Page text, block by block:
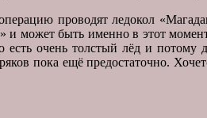
проводят ледокол
и может быть именно в этот
очень толстый лёд и потому
пока ещё предостаточно.